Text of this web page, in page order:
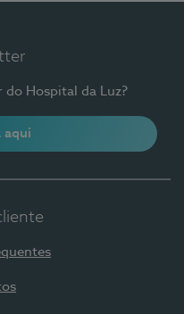
Hospital da Luz?
aqui